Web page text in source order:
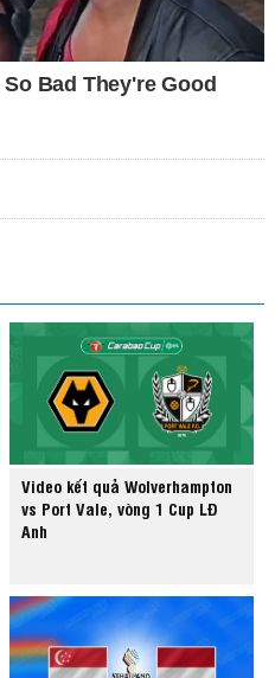
Video kết quả Wolverhampton
vs Port Vale, vòng 1 Cup LĐ
Anh